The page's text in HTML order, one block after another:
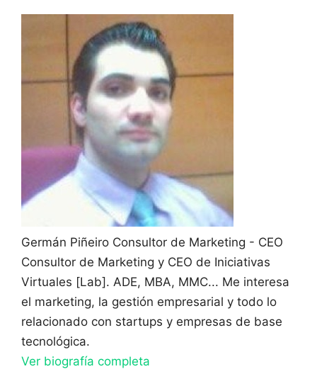
Germán Piñeiro Consultor de Marketing - CEO
Consultor de Marketing y CEO de Iniciativas
Virtuales [Lab]. ADE, MBA, MMC... Me interesa
el marketing, la gestión empresarial y todo lo
relacionado con startups y empresas de base
tecnológica.
Ver biografía completa